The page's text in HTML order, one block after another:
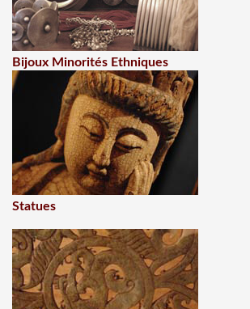
Bijoux Minorités Ethniques
Statues